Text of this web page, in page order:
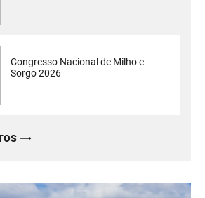
Congresso Nacional de Milho e
Sorgo 2026